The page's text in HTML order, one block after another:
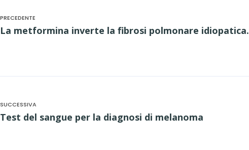
La metformina inverte la fibrosi polmonare idiopatica.
Test del sangue per la diagnosi di melanoma